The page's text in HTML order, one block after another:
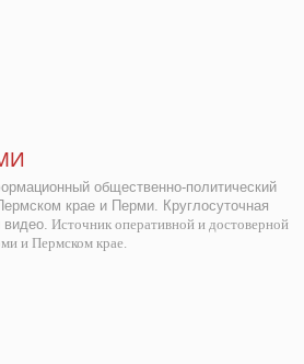
общественно-политический
крае и Перми. Круглосуточная
Источник оперативной и достоверной
и Пермском крае.